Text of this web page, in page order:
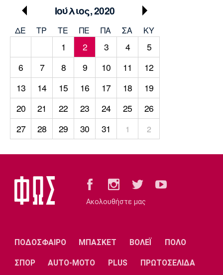
Πολιτισμός
Τραγούδια
Running
Media
Παρασκήνιο
Πρόγραμμα TV
Μπαρτσελόνα
Ρεάλ
Μαδρίτης
Ατλέτικο
Μαδρίτης
Γιουνάιτεντ
Ιούλιος, 2020
ΔΕ ΤΡ TΕ ΠΕ ΠΑ ΣΑ ΚΥ
1 2 3 4
5
6
7 8 9 10 11
12
13
14 15 16 17 18
19
20
21 22 23 24 25
26
27
28 29 30 31 1 2
Ακολουθήστε μας
ΠΟΔΟΣΦΑΙΡΟ ΜΠΑΣΚΕΤ ΒΟΛΕΪ ΠΟΛΟ
ΣΠΟΡ AUTO-MOTO PLUS ΠΡΩΤΟΣΕΛΙΔΑ